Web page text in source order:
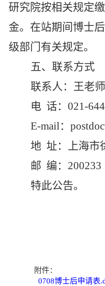
研究院按相关规定
金。在站期间博士
级部门有关规定。
五、联系方式
联系人： 王老师
电 话： 021-644
E-mail：
地 址：上海市
邮 编： 200233
特此公告。
附件：
0708博士后申请表